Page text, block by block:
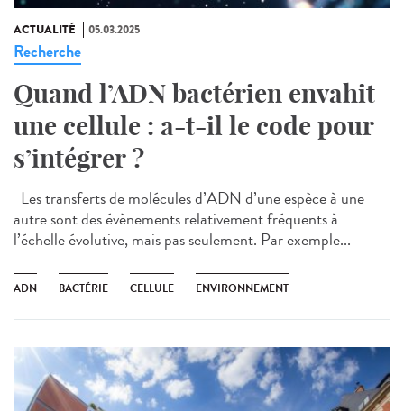
ACTUALITÉ 05.03.2025
Recherche
Quand l’ADN bactérien envahit
une cellule : a-t-il le code pour
s’intégrer ?
Les transferts de molécules d’ADN d’une espèce à une
autre sont des évènements relativement fréquents à
l’échelle évolutive, mais pas seulement. Par exemple...
ADN BACTÉRIE CELLULE ENVIRONNEMENT